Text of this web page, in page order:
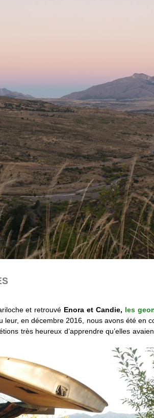
et retrouvé Enora et Candie, les
en décembre 2016, nous avons été en
très heureux d’apprendre qu’elles